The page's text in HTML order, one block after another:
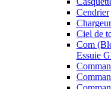
Cendrier
Ciel de
Com
Essuie